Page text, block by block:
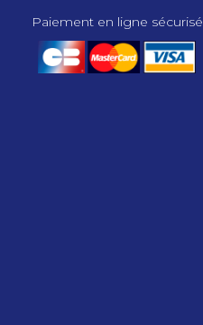
Paiement en ligne sécurisé